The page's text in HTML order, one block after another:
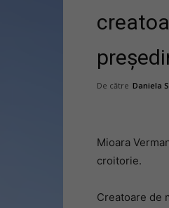
De către Daniela
Mioara
croitorie.
Creatoare de